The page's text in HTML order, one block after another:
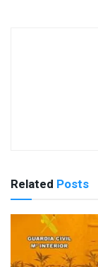
Related Posts